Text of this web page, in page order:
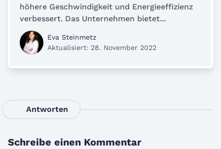
höhere Geschwindigkeit und Energieeffizienz
verbessert. Das Unternehmen bietet...
Eva Steinmetz
Aktualisiert: 28. November 2022
Antworten
Schreibe einen Kommentar